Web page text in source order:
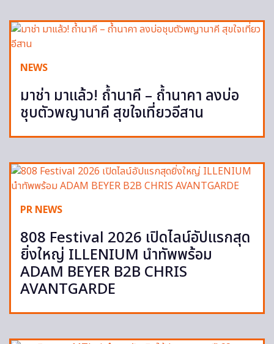
NEWS
มาช่า มาแล้ว! ถ้ำนาคี – ถ้ำนาคา ลงบ่อ
ชุบตัวพญานาคี สุขใจเที่ยวอีสาน
PR NEWS
808 Festival 2026 เปิดไลน์อัปแรกสุด
ยิ่งใหญ่ ILLENIUM นำทัพพร้อม
ADAM BEYER B2B CHRIS
AVANTGARDE